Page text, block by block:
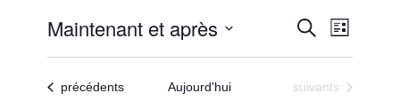
et
Recherche
vues
Liste
Maintenant et après
date.Évènements
précédents Aujourd'hui Évènements
suivants